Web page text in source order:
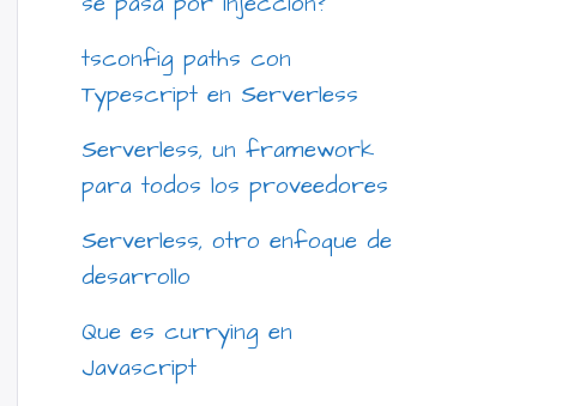
tsconfig paths con
Typescript en Serverless
Serverless, un framework
para todos los proveedores
Serverless, otro enfoque de
desarrollo
Que es currying en
Javascript